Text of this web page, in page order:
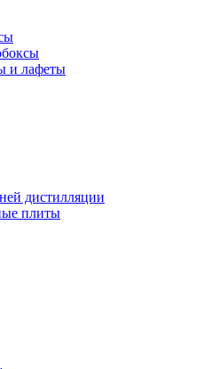
и лафеты
дистилляции
плиты